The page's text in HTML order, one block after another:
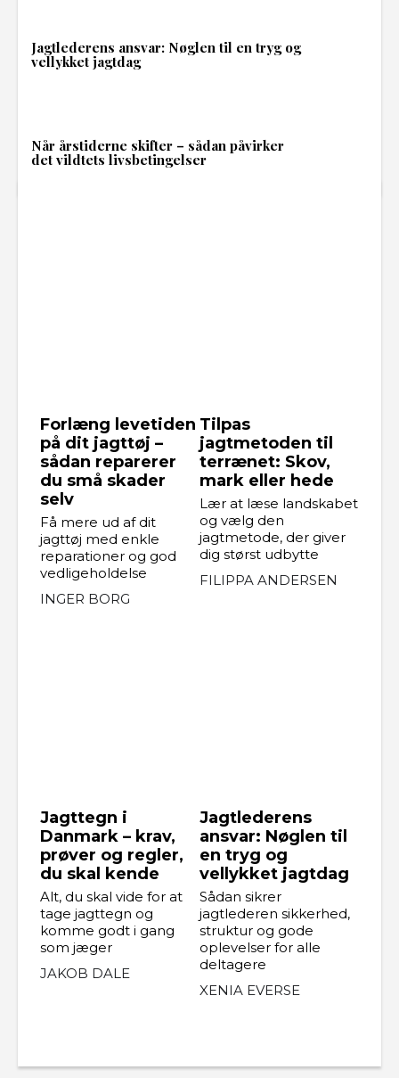
Jagtlederens ansvar: Nøglen til en tryg og
vellykket jagtdag
Når årstiderne skifter – sådan påvirker
det vildtets livsbetingelser
Forlæng levetiden
på dit jagttøj –
sådan reparerer
du små skader
selv
Få mere ud af dit
jagttøj med enkle
reparationer og god
vedligeholdelse
INGER BORG
Tilpas
jagtmetoden til
terrænet: Skov,
mark eller hede
Lær at læse landskabet
og vælg den
jagtmetode, der giver
dig størst udbytte
FILIPPA ANDERSEN
Jagttegn i
Danmark – krav,
prøver og regler,
du skal kende
Alt, du skal vide for at
tage jagttegn og
komme godt i gang
som jæger
JAKOB DALE
Jagtlederens
ansvar: Nøglen til
en tryg og
vellykket jagtdag
Sådan sikrer
jagtlederen sikkerhed,
struktur og gode
oplevelser for alle
deltagere
XENIA EVERSE